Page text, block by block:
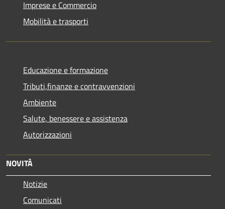
Imprese e Commercio
Mobilità e trasporti
Educazione e formazione
Tributi,finanze e contravvenzioni
Ambiente
Salute, benessere e assistenza
Autorizzazioni
NOVITÀ
Notizie
Comunicati